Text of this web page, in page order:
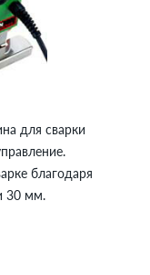
для сварки
благодаря
30 мм.